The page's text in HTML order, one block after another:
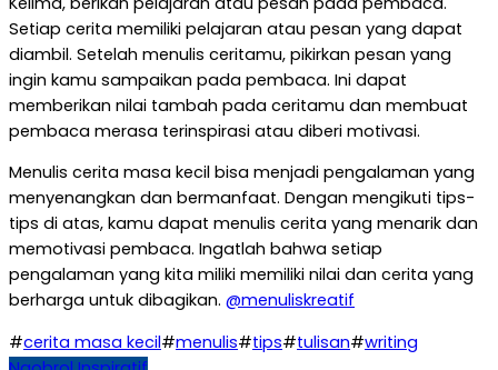
Setiap cerita memiliki pelajaran atau pesan yang dapat
diambil. Setelah menulis ceritamu, pikirkan pesan yang
ingin kamu sampaikan pada pembaca. Ini dapat
memberikan nilai tambah pada ceritamu dan membuat
pembaca merasa terinspirasi atau diberi motivasi.
Menulis cerita masa kecil bisa menjadi pengalaman yang
menyenangkan dan bermanfaat. Dengan mengikuti tips-
tips di atas, kamu dapat menulis cerita yang menarik dan
memotivasi pembaca. Ingatlah bahwa setiap
pengalaman yang kita miliki memiliki nilai dan cerita yang
berharga untuk dibagikan. @menuliskreatif
#cerita masa kecil#menulis#tips#tulisan#writing